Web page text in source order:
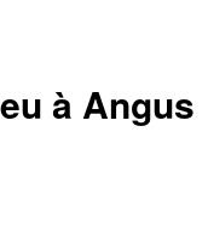
à Angus